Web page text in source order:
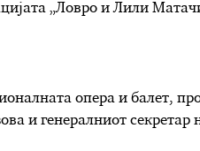
„Ловро и Лили
опера и балет,
и генералниот